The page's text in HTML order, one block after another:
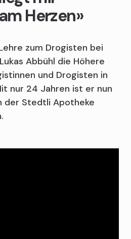
Herzen»
zum Drogisten bei
Abbühl die Höhere
und Drogisten in
nur 24 Jahren ist er nun
der Stedtli Apotheke